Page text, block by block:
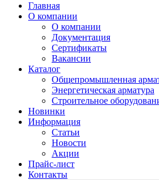
Главная
О компании
О компании
Документация
Сертификаты
Вакансии
Каталог
Общепромышленная
Энергетическая арматура
Строительное
Новинки
Информация
Статьи
Новости
Акции
Прайс-лист
Контакты